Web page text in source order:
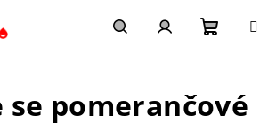
košík
se pomerančové